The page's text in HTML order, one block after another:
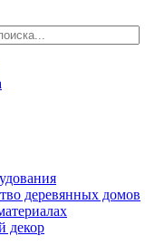
деревянных домов
декор